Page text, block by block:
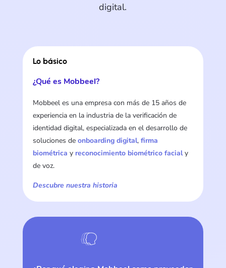
digital.
Lo básico
¿Qué es Mobbeel?
Mobbeel es una empresa con más de 15 años de
experiencia en la industria de la verificación de
identidad digital, especializada en el desarrollo de
soluciones de onboarding digital, firma
biométrica y reconocimiento biométrico facialy
de voz.
Descubre nuestra historia